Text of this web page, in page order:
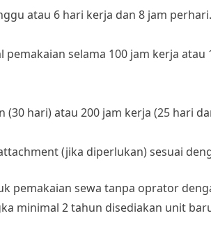
atau 6 hari kerja dan 8 jam perhari.
selama 100 jam kerja
(30 hari) atau 200 jam kerja (25 hari
(jika diperlukan) sesuai
pemakaian sewa tanpa oprator
minimal 2 tahun disediakan unit